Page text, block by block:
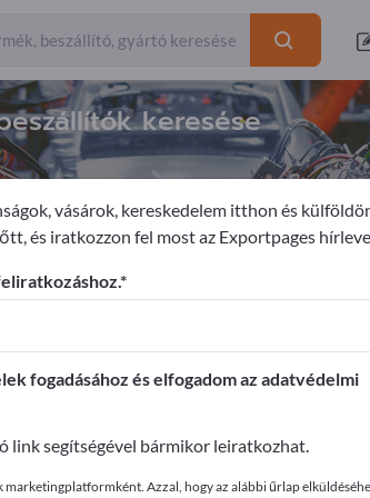
keresése
járművek
itt
en!
vásárok, kereskedelem itthon és
és iratkozzon fel most az Exportpages
fogadásához és elfogadom az adatvédelmi
link segítségével bármikor leiratkozhat.
marketingplatformként. Azzal, hogy az alábbi űrlap